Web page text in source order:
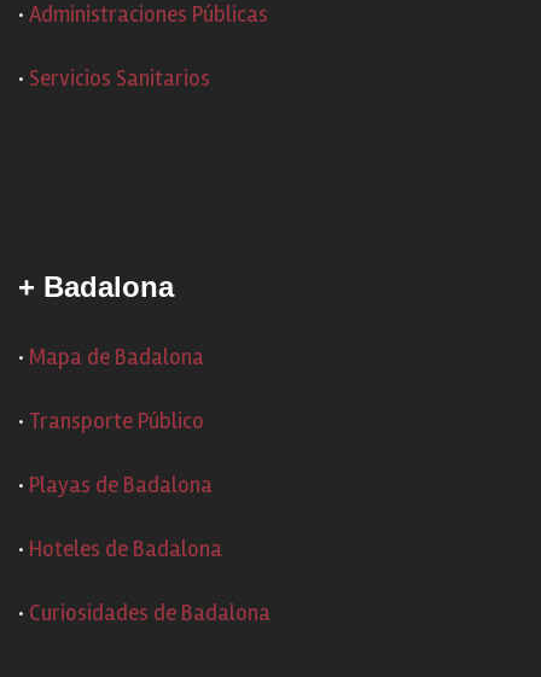
· Administraciones Públicas
· Servicios Sanitarios
+ Badalona
· Mapa de Badalona
· Transporte Público
· Playas de Badalona
· Hoteles de Badalona
· Curiosidades de Badalona